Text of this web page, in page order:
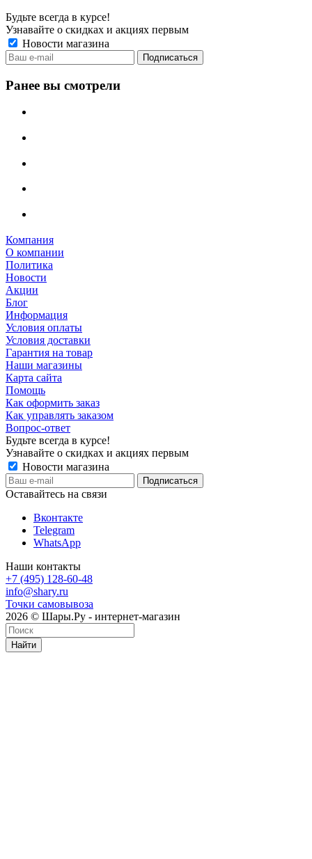
Будьте всегда в курсе!
Узнавайте о скидках и акциях первым
Новости магазина
Ранее вы смотрели
Компания
О компании
Политика
Новости
Акции
Блог
Информация
Условия оплаты
Условия доставки
Гарантия на товар
Наши магазины
Карта сайта
Помощь
Как оформить заказ
Как управлять заказом
Вопрос-ответ
Будьте всегда в курсе!
Узнавайте о скидках и акциях первым
Новости магазина
Оставайтесь на связи
Вконтакте
Telegram
WhatsApp
Наши контакты
+7 (495) 128-60-48
info@shary.ru
Точки самовывоза
2026 © Шары.Ру - интернет-магазин
Найти